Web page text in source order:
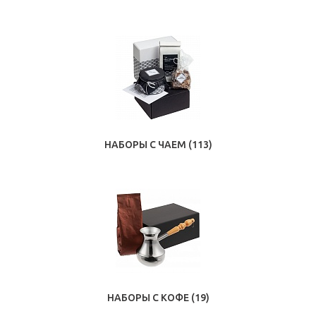
НАБОРЫ С ЧАЕМ (113)
НАБОРЫ С КОФЕ (19)